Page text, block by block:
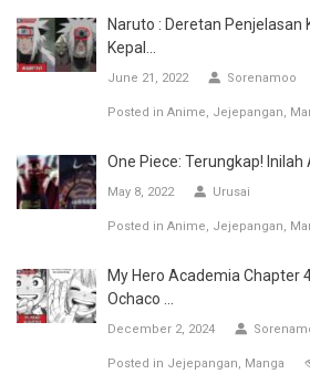
Naruto : Deretan Penjelasan
Kepal...
June 21, 2022 Sorenamoo
Posted in Anime Jejepangan
One Piece: Terungkap! Inilah
May 8, 2022 Urusai
Posted in Anime Jejepangan
My Hero Academia Chapter
Ochaco ...
December 2, 2024
Posted in Jejepangan Manga